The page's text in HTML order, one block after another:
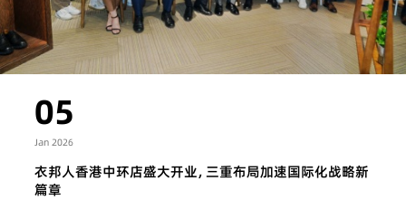
05
Jan 2026
衣邦人香港中环店盛大开业，三重布局加速国际化战略新
篇章